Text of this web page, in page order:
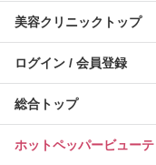
美容クリニックトップ
ログイン / 会員登録
総合トップ
ホットペッパービュー